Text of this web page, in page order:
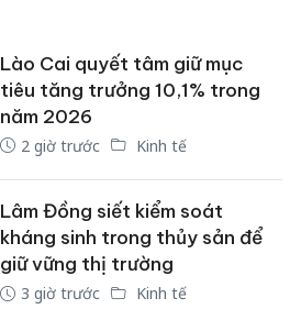
Lào Cai quyết tâm giữ mục
tiêu tăng trưởng 10,1% trong
năm 2026
2 giờ trước Kinh tế
Lâm Đồng siết kiểm soát
kháng sinh trong thủy sản để
giữ vững thị trường
3 giờ trước Kinh tế